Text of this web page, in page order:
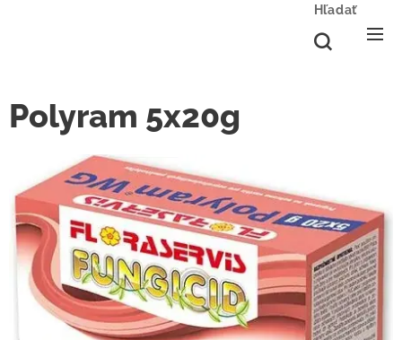
Hľadať
Polyram 5x20g